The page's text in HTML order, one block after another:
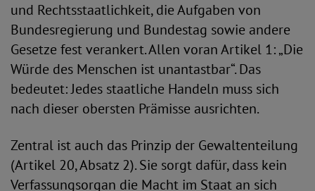
und Rechtsstaatlichkeit, die Aufgaben von
Bundesregierung und Bundestag sowie andere
Gesetze fest verankert. Allen voran Artikel 1: „Die
Würde des Menschen ist unantastbar“. Das
bedeutet: Jedes staatliche Handeln muss sich
nach dieser obersten Prämisse ausrichten.
Zentral ist auch das Prinzip der Gewaltenteilung
(Artikel 20, Absatz 2). Sie sorgt dafür, dass kein
Verfassungsorgan die Macht im Staat an sich